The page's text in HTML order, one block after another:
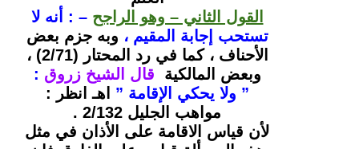
القول الثاني – وهو الراجح – : أنه لا
تستحب إجابة المقيم ، وبه جزم بعض
الأحناف ، كما في رد المحتار
(2/71) ،
وبعض المالكية قال الشيخ زروق :
” ولا يحكي الإقامة ” اهـ انظر :
مواهب الجليل 2/132 .
لأن قياس الاقامة على الأذان في مثل